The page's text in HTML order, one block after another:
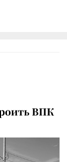
ВПК